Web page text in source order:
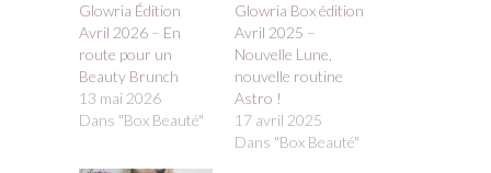
Glowria Édition
Avril 2026 – En
route pour un
Beauty Brunch
13 mai 2026
Dans "Box Beauté"
Glowria Box édition
Avril 2025 –
Nouvelle Lune,
nouvelle routine
Astro !
17 avril 2025
Dans "Box Beauté"